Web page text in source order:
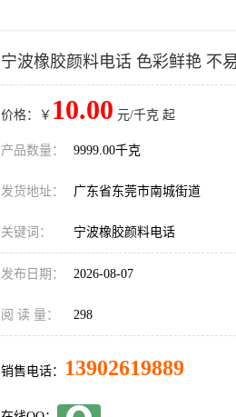
宁波橡胶颜料电话 色彩鲜艳 不
价格：￥ 10.00 元/千克 起
产品数量： 9999.00千克
发货地址： 广东省东莞市南城街道
关键词： 宁波橡胶颜料电话
发布日期： 2026-08-07
阅 读 量： 298
销售电话： 13902619889